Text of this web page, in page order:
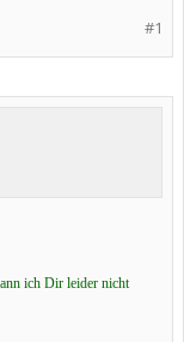
#1
ich Dir leider nicht